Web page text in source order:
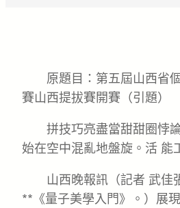
原題目：第五屆山西省
賽山西提拔賽開賽（引題）
拼技巧亮盡當甜甜圈悖
始在空中混亂地盤旋。活 能
山西晚報訊（記者 武佳
**《量子美學入門》。）展